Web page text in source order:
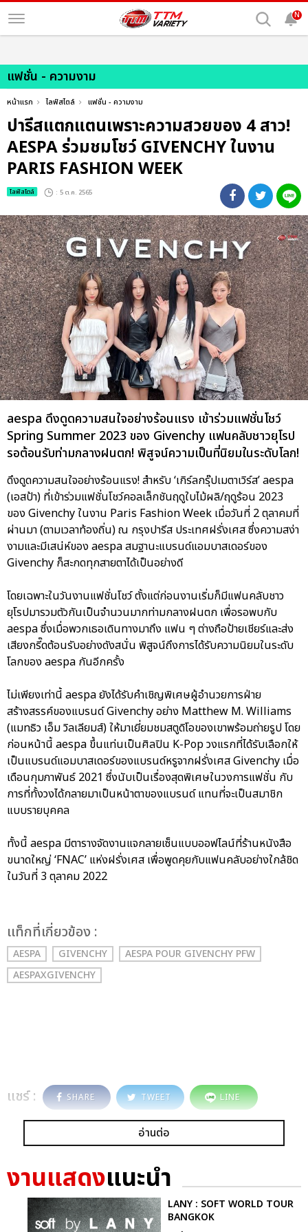
N
แฟชั่น - ความงาม
หน้าแรก ไลฟ์สไตล์ แฟชั่น - ความงาม
ปารีสแตกแตนเพราะความสวยของ 4 สาว!
AESPA ร่วมชมโชว์ GIVENCHY ในงาน
PARIS FASHION WEEK
ไลฟ์สไตล์ : 5 ต.ค. 2565
aespa ดึงดูดความสนใจอย่างร้อนแรง เข้าร่วมแฟชั่นโชว์
Spring Summer 2023 ของ Givenchy แฟนคลับชาวยุโรป
รอต้อนรับท่ามกลางฝนตก! พิสูจน์ความเป็นที่นิยมในระดับโลก!
ดึงดูดความสนใจอย่างร้อนแรง! สำหรับ ‘เกิร์ลกรุ๊ปเมตาเวิร์ส’ aespa
(เอสป้า) ที่เข้าร่วมแฟชั่นโชว์คอลเล็กชันฤดูใบไม้ผลิ/ฤดูร้อน 2023
ของ Givenchy ในงาน Paris Fashion Week เมื่อวันที่ 2 ตุลาคมที่
ผ่านมา (ตามเวลาท้องถิ่น) ณ กรุงปารีส ประเทศฝรั่งเศส ซึ่งความสง่า
งามและมีเสน่ห์ของ aespa สมฐานะแบรนด์แอมบาสเดอร์ของ
Givenchy ก็สะกดทุกสายตาได้เป็นอย่างดี
โดยเฉพาะในวันงานแฟชั่นโชว์ ตั้งแต่ก่อนงานเริ่มก็มีแฟนคลับชาว
ยุโรปมารวมตัวกันเป็นจำนวนมากท่ามกลางฝนตก เพื่อรอพบกับ
aespa ซึ่งเมื่อพวกเธอเดินทางมาถึง แฟน ๆ ต่างถือป้ายเชียร์และส่ง
เสียงกรี๊ดต้อนรับอย่างดังสนั่น พิสูจน์ถึงการได้รับความนิยมในระดับ
โลกของ aespa กันอีกครั้ง
ไม่เพียงเท่านี้ aespa ยังได้รับคำเชิญพิเศษผู้อำนวยการฝ่าย
สร้างสรรค์ของแบรนด์ Givenchy อย่าง Matthew M. Williams
(แมทธิว เอ็ม วิลเลียมส์) ให้มาเยี่ยมชมสตูดิโอของเขาพร้อมถ่ายรูป โดย
ก่อนหน้านี้ aespa ขึ้นแท่นเป็นศิลปิน K-Pop วงแรกที่ได้รับเลือกให้
เป็นแบรนด์แอมบาสเดอร์ของแบรนด์หรูจากฝรั่งเศส Givenchy เมื่อ
เดือนกุมภาพันธ์ 2021 ซึ่งนับเป็นเรื่องสุดพิเศษในวงการแฟชั่น กับ
การที่ทั้งวงได้กลายมาเป็นหน้าตาของแบรนด์ แทนที่จะเป็นสมาชิก
แบบรายบุคคล
ทั้งนี้ aespa มีตารางจัดงานแจกลายเซ็นแบบออฟไลน์ที่ร้านหนังสือ
ขนาดใหญ่ ‘FNAC’ แห่งฝรั่งเศส เพื่อพูดคุยกับแฟนคลับอย่างใกล้ชิด
ในวันที่ 3 ตุลาคม 2022
เเท็กที่เกี่ยวข้อง :
AESPA GIVENCHY
AESPA POUR GIVENCHY PFW
AESPAXGIVENCHY
แชร์ : SHARE TWEET LINE
อ่านต่อ
งานแสดงแนะนำ
LANY : SOFT WORLD TOUR
BANGKOK